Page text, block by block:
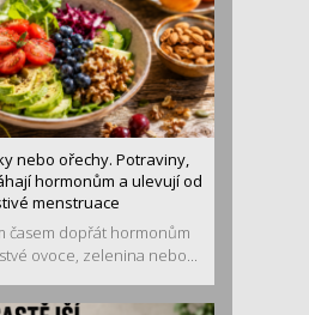
nebo ořechy. Potraviny,
hormonům a ulevují od
menstruace
časem dopřát hormonům
ovoce, zelenina nebo...